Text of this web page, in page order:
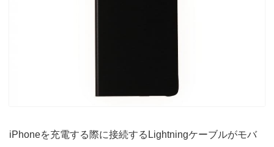
iPhoneを充電する際に接続するLightningケーブルがモバ